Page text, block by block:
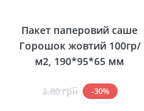
Пакет паперовий саше
Горошок жовтий 100гр/
м2, 190*95*65 мм
3.80 грн -30%